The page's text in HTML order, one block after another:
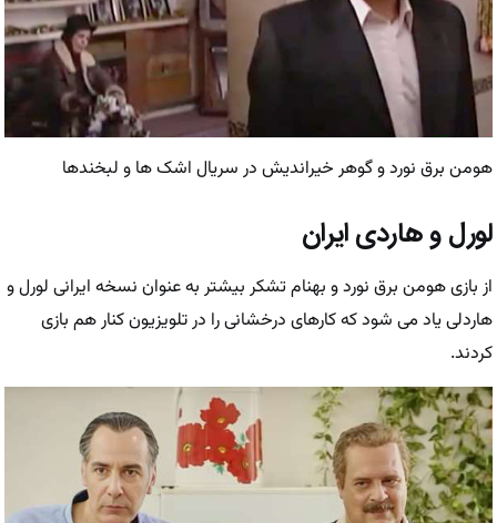
هومن برق نورد و گوهر خیراندیش در سریال اشک ها و لبخندها
لورل و هاردی ایران
از بازی هومن برق نورد و بهنام تشکر بیشتر به عنوان نسخه ایرانی لورل و
هاردلی یاد می شود که کارهای درخشانی را در تلویزیون کنار هم بازی
کردند.